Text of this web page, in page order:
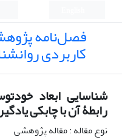
فصل‌نامه
کاربردی
شناسایی ابعاد
رابطۀ آن با چابکی
نوع مقاله : مقاله پژوهشی